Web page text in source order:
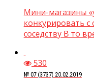
Мини-магазины
конкурировать
соседству В то
530
№ 07 (3737) 20.02.2019